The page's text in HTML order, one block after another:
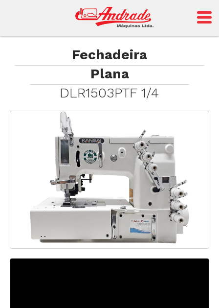
Andrade
Sansei
Fechadeira
Plana
DLR1503PTF 1/4